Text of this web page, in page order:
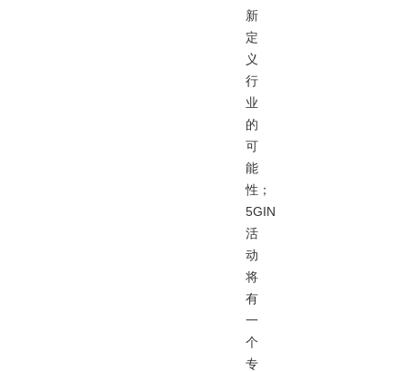
新
定
义
行
业
的
可
能
性；
5GIN
活
动
将
有
一
个
专